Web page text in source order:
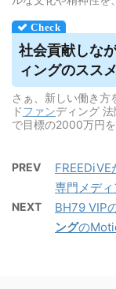
社会貢献しな
ィングのスス
さぁ、新しい働き
ドファンディング
で目標の2000万円
PREV
専門メデ
NEXT BH79 VIP
ングの